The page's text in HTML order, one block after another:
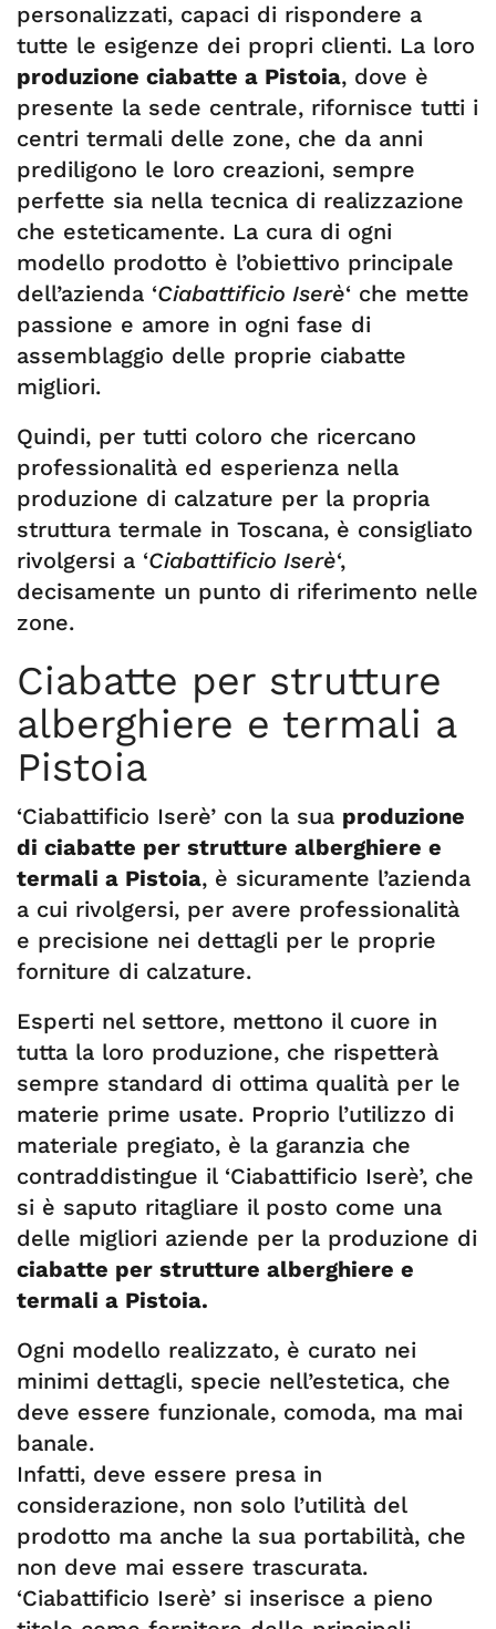
personalizzati, capaci di rispondere a
tutte le esigenze dei propri clienti. La loro
produzione ciabatte a Pistoia, dove è
presente la sede centrale, rifornisce tutti i
centri termali delle zone, che da anni
prediligono le loro creazioni, sempre
perfette sia nella tecnica di realizzazione
che esteticamente. La cura di ogni
modello prodotto è l’obiettivo principale
dell’azienda ‘Ciabattificio Iserè‘ che mette
passione e amore in ogni fase di
assemblaggio delle proprie ciabatte
migliori.
Quindi, per tutti coloro che ricercano
professionalità ed esperienza nella
produzione di calzature per la propria
struttura termale in Toscana, è consigliato
rivolgersi a ‘Ciabattificio Iserè‘,
decisamente un punto di riferimento nelle
zone.
Ciabatte per strutture
alberghiere e termali a
Pistoia
‘Ciabattificio Iserè’ con la sua produzione
di ciabatte per strutture alberghiere e
termali a Pistoia, è sicuramente l’azienda
a cui rivolgersi, per avere professionalità
e precisione nei dettagli per le proprie
forniture di calzature.
Esperti nel settore, mettono il cuore in
tutta la loro produzione, che rispetterà
sempre standard di ottima qualità per le
materie prime usate. Proprio l’utilizzo di
materiale pregiato, è la garanzia che
contraddistingue il ‘Ciabattificio Iserè’, che
si è saputo ritagliare il posto come una
delle migliori aziende per la produzione di
ciabatte per strutture alberghiere e
termali a Pistoia.
Ogni modello realizzato, è curato nei
minimi dettagli, specie nell’estetica, che
deve essere funzionale, comoda, ma mai
banale.
Infatti, deve essere presa in
considerazione, non solo l’utilità del
prodotto ma anche la sua portabilità, che
non deve mai essere trascurata.
‘Ciabattificio Iserè’ si inserisce a pieno